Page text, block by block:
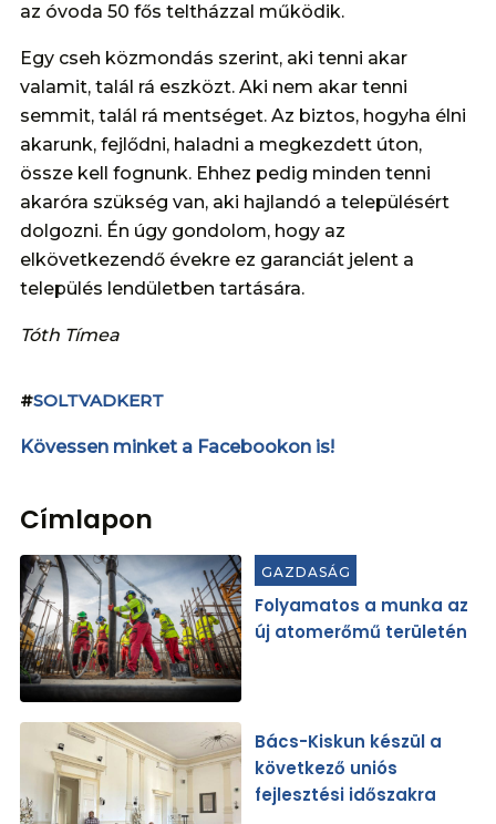
az óvoda 50 fős teltházzal működik.
Egy cseh közmondás szerint, aki tenni akar
valamit, talál rá eszközt. Aki nem akar tenni
semmit, talál rá mentséget. Az biztos, hogyha élni
akarunk, fejlődni, haladni a megkezdett úton,
össze kell fognunk. Ehhez pedig minden tenni
akaróra szükség van, aki hajlandó a településért
dolgozni. Én úgy gondolom, hogy az
elkövetkezendő évekre ez garanciát jelent a
település lendületben tartására.
Tóth Tímea
#SOLTVADKERT
Kövessen minket a Facebookon is!
Címlapon
GAZDASÁG
Folyamatos a munka az
új atomerőmű területén
Bács-Kiskun készül a
következő uniós
fejlesztési időszakra